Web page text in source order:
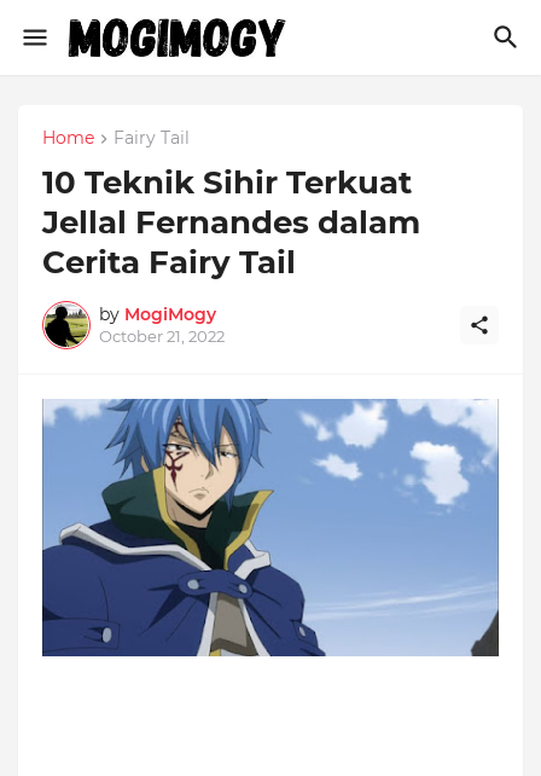
Home Fairy Tail
10 Teknik Sihir Terkuat
Jellal Fernandes dalam
Cerita Fairy Tail
by MogiMogy
October 21, 2022